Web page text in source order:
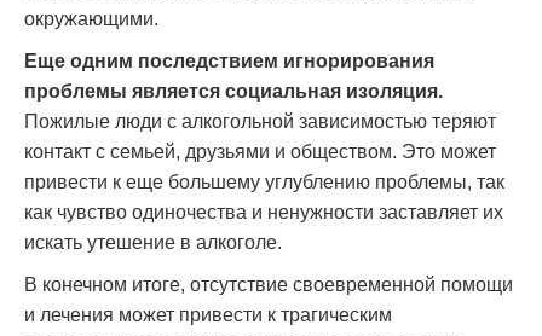
окружающими.
Еще одним последствием игнорирования
проблемы является социальная изоляция.
Пожилые люди с алкогольной зависимостью теряют
контакт с семьей, друзьями и обществом. Это может
привести к еще большему углублению проблемы, так
как чувство одиночества и ненужности заставляет их
искать утешение в алкоголе.
В конечном итоге, отсутствие своевременной помощи
и лечения может привести к трагическим